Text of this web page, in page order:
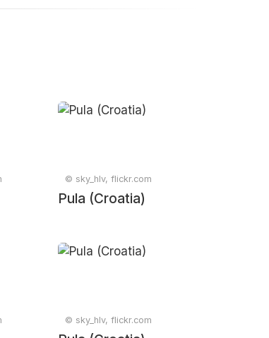
© sky_hlv, flickr.com
Pula (Croatia)
© sky_hlv, flickr.com